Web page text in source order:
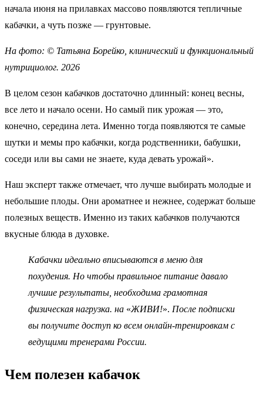
начала июня на прилавках массово появляются тепличные
кабачки, а чуть позже — грунтовые.
На фото: © Татьяна Борейко, клинический и функциональный
нутрициолог. 2026
В целом сезон кабачков достаточно длинный: конец весны,
все лето и начало осени. Но самый пик урожая — это,
конечно, середина лета. Именно тогда появляются те самые
шутки и мемы про кабачки, когда родственники, бабушки,
соседи или вы сами не знаете, куда девать урожай».
Наш эксперт также отмечает, что лучше выбирать молодые и
небольшие плоды. Они ароматнее и нежнее, содержат больше
полезных веществ. Именно из таких кабачков получаются
вкусные блюда в духовке.
Кабачки идеально вписываются в меню для
похудения. Но чтобы правильное питание давало
лучшие результаты, необходима грамотная
физическая нагрузка. на «ЖИВИ!». После подписки
вы получите доступ ко всем онлайн-тренировкам с
ведущими тренерами России.
Чем полезен кабачок